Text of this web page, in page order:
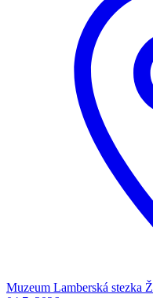
Muzeum Lamberská stezka